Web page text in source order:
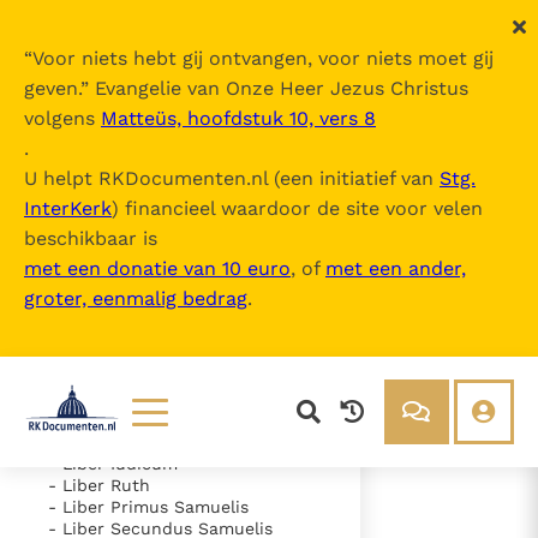
“Voor niets hebt gij ontvangen, voor niets moet gij
geven.” Evangelie van Onze Heer Jezus Christus
volgens Matteüs, hoofdstuk 10, vers 8
.
U helpt RKDocumenten.nl (een initiatief van Stg.
InterKerk) financieel waardoor de site voor velen
beschikbaar is
met een donatie van 10 euro, of met een ander,
groter, eenmalig bedrag.
Lezen
Documenten
Over ons
Nova Vulgata
Inhoudsopgave
uitklappen
- Vetus Testamentum
- Liber Exodus
- Liber Numeri
- Liber Deuteronomii
- Liber Iudicum
- Liber Ruth
- Liber Primus Samuelis
- Liber Secundus Samuelis
- Caput 41